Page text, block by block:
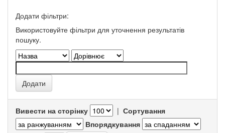
Додати фільтри:
Використовуйте фільтри для уточнення результатів
пошуку.
Вивести на сторінку | Сортування
Впорядкування